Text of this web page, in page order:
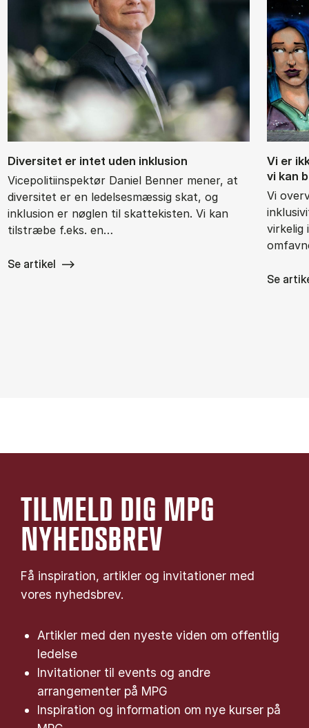
Di­ver­si­tet er in­tet uden in­klu­sion
Vicepolitiinspektør Daniel Benner mener, at
diversitet er en ledelsesmæssig skat, og
inklusion er nøglen til skattekisten. Vi kan
tilstræbe f.eks. en…
Se artikel
Vi er
vi kan
Vi
virkelig
Se
TILMELD DIG MPG
NYHEDSBREV
Få inspiration, artikler og invitationer med
vores nyhedsbrev.
Artikler med den nyeste viden om offentlig
ledelse
Invitationer til events og andre
arrangementer på MPG
Inspiration og information om nye kurser på